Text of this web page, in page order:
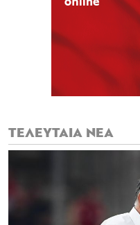
ΤΕΛΕΥΤΑΙΑ ΝΕΑ